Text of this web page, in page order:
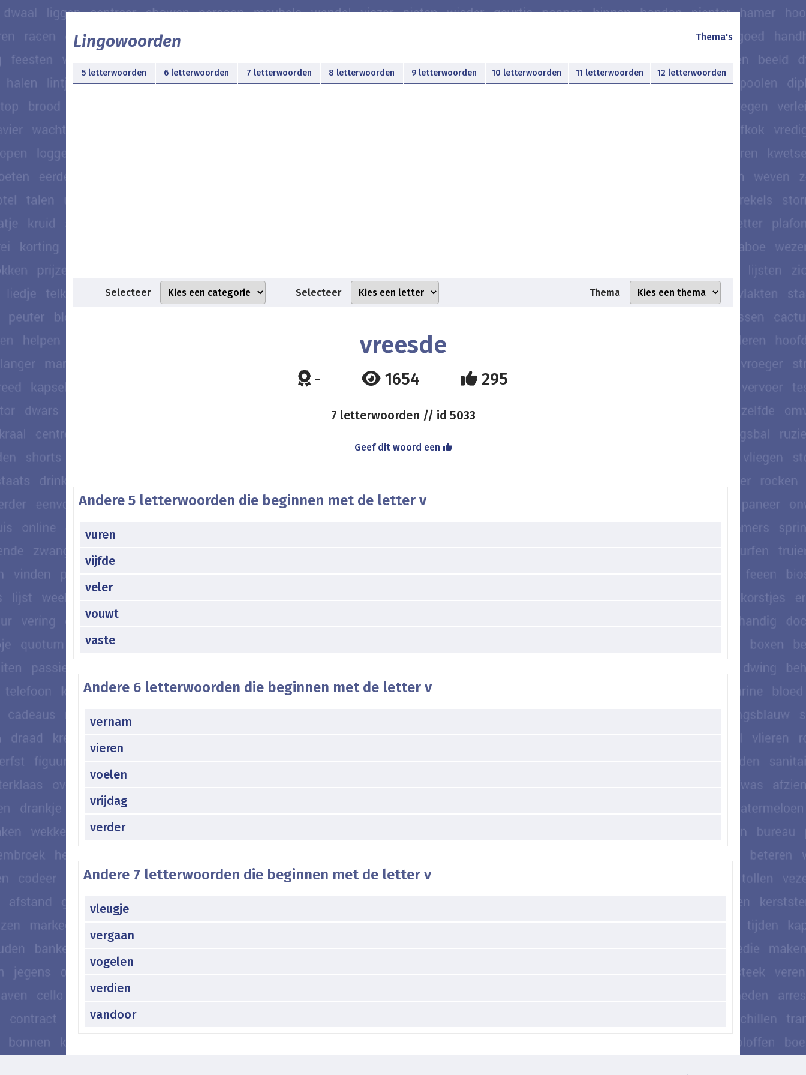
Lingowoorden Thema's
5 letterwoorden 6 letterwoorden 7 letterwoorden 8 letterwoorden 9 letterwoorden 10 letterwoorden 11 letterwoorden 12 letterwoorden
Selecteer Selecteer Thema
vreesde
- 1654 295
7 letterwoorden // id 5033
Geef dit woord een
Andere 5 letterwoorden die beginnen met de letter v
vuren
vijfde
veler
vouwt
vaste
Andere 6 letterwoorden die beginnen met de letter v
vernam
vieren
voelen
vrijdag
verder
Andere 7 letterwoorden die beginnen met de letter v
vleugje
vergaan
vogelen
verdien
vandoor